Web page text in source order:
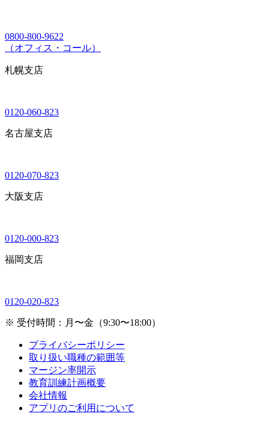
0800-800-9622
（オフィス・コール）
札幌支店
0120-060-823
名古屋支店
0120-070-823
大阪支店
0120-000-823
福岡支店
0120-020-823
※ 受付時間：月〜金（9:30〜18:00）
プライバシーポリシー
取り扱い職種の範囲等
マージン率開示
教育訓練計画概要
会社情報
アプリのご利用について